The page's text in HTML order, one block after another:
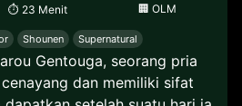
⏱ 23 Menit 🏢 OLM
Shounen Supernatural
Gentouga, seorang pria
dan memiliki sifat